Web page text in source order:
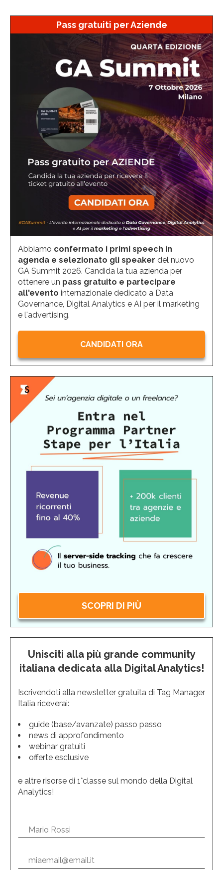
Pass gratuiti per Aziende
Abbiamo confermato i primi speech in
agenda e selezionato gli speaker del nuovo
GA Summit 2026. Candida la tua azienda per
ottenere un pass gratuito e partecipare
all'evento internazionale dedicato a Data
Governance, Digital Analytics e AI per il marketing
e l'advertising.
CANDIDATI ORA
SCOPRI DI PIÙ
Unisciti alla più grande community
italiana dedicata alla Digital Analytics!
Iscrivendoti alla newsletter gratuita di Tag Manager
Italia riceverai:
guide (base/avanzate) passo passo
news di approfondimento
webinar gratuiti
offerte esclusive
e altre risorse di 1°classe sul mondo della Digital
Analytics!